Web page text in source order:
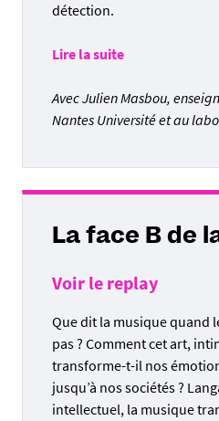
détection.
Lire la suite
Avec Julien Masbou,
Nantes Université et au
La face B de
Voir le replay
Que dit la musique quand
pas ? Comment cet art,
transforme-t-il nos
jusqu’à nos sociétés ?
intellectuel, la musique